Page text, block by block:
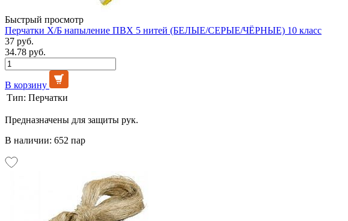
Быстрый просмотр
Перчатки Х/Б напыление ПВХ 5 нитей (БЕЛЫЕ/СЕРЫЕ/ЧЁРНЫЕ) 10 класс
37 руб.
34.78 руб.
В корзину
Тип: Перчатки
Предназначены для защиты рук.
В наличии: 652 пар